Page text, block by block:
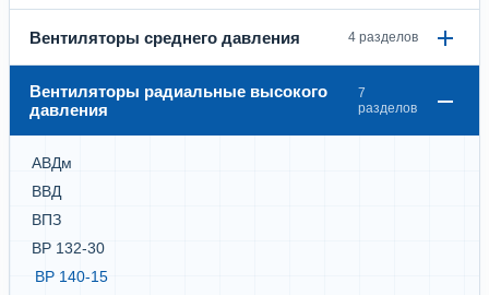
Вентиляторы среднего давления 4 разделов
Вентиляторы радиальные высокого
давления
7
разделов
АВДм
ВВД
ВПЗ
ВР 132-30
ВР 140-15